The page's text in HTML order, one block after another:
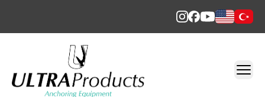
EnglishTürkçe